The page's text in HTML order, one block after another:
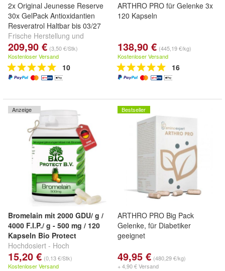
2x Original Jeunesse Reserve
30x GelPack Antioxidantien
Resveratrol Haltbar bis 03/27
Frische Herstellung und
Lieferung vom Jeunesse
Global Käufer Velovita
INC./USA
209,90 € (3,50 €/Stk)
Kostenloser Versand
10
ARTHRO PRO für Gelenke 3x
120 Kapseln
138,90 € (445,19 €/kg)
Kostenloser Versand
16
Anzeige
Bromelain mit 2000 GDU/ g /
4000 F.I.P./ g - 500 mg / 120
Kapseln Bio Protect
Hochdosiert - Hoch
Bioverfügbar - Ohne
Zusatzstoffe!! - Laborgetestet -
15,20 € (0,13 €/Stk)
Kostenloser Versand
Bestseller
ARTHRO PRO Big Pack
Gelenke, für Diabetiker
geeignet
49,95 € (480,29 €/kg)
+ 4,90 € Versand